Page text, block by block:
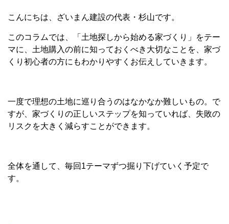
こんにちは、ざいまん建設の代表・杉山です。
このコラムでは、「土地探しから始める家づくり」をテー
マに、土地購入の前に知っておくべき大切なことを、家づ
くり初心者の方にもわかりやすくお伝えしていきます。
一度で理想の土地に巡り合うのはなかなか難しいもの。で
すが、家づくりの正しいステップを知っていれば、失敗の
リスクを大きく減らすことができます。
全体を通して、毎回1テーマずつ掘り下げていく予定で
す。